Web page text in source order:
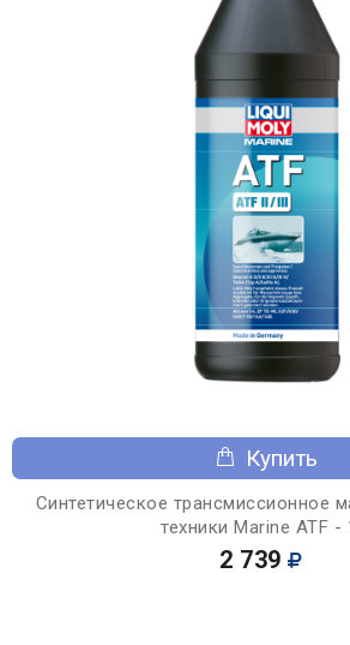
Купить
Синтетическое трансмиссионное
техники Marine ATF -
2 739